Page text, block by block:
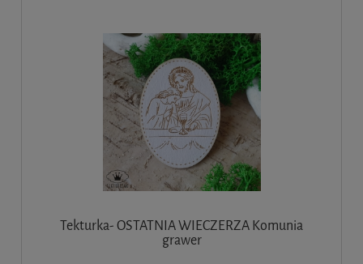
Tekturka- OSTATNIA WIECZERZA Komunia
grawer